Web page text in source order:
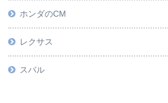
ホンダのCM
レクサス
スバル